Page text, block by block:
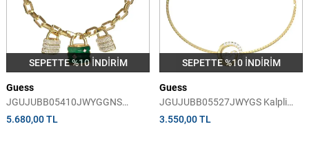
SEPETTE %10 İNDİRİM
Guess
JGUJUBB05410JWYGGNS
Anahtar Kadın Bileklik
5.680,00 TL
SEPETTE %10 İNDİRİM
Guess
JGUJUBB05527JWYGS Kalpli
Kadın Bileklik
3.550,00 TL